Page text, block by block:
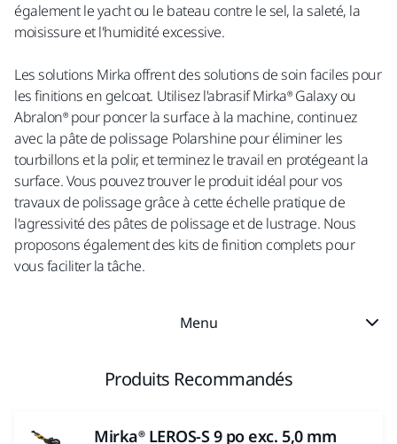
également le yacht ou le bateau contre le sel, la saleté, la
moisissure et l'humidité excessive.
Les solutions Mirka offrent des solutions de soin faciles pour
les finitions en gelcoat. Utilisez l'abrasif Mirka® Galaxy ou
Abralon® pour poncer la surface à la machine, continuez
avec la pâte de polissage Polarshine pour éliminer les
tourbillons et la polir, et terminez le travail en protégeant la
surface. Vous pouvez trouver le produit idéal pour vos
travaux de polissage grâce à cette échelle pratique de
l'agressivité des pâtes de polissage et de lustrage. Nous
proposons également des kits de finition complets pour
vous faciliter la tâche.
Menu
Produits Recommandés
Mirka® LEROS-S 9 po exc. 5,0 mm